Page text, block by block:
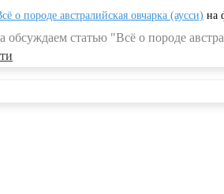
о породе австралийская овчарка (аусси) на
обсуждаем статью "Всё о породе